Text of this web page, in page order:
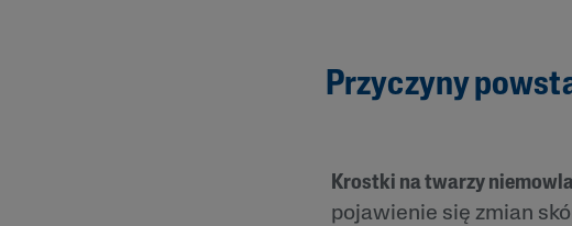
Przyczyny
Krostki na twarzy
pojawienie się zmian